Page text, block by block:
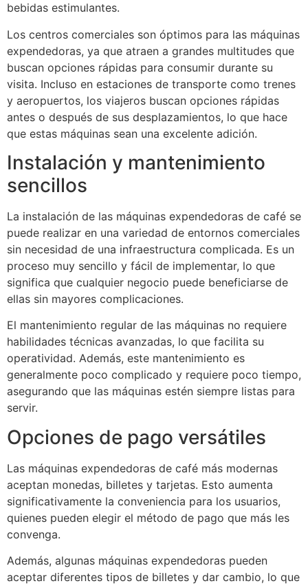
bebidas estimulantes.
Los centros comerciales son óptimos para las máquinas
expendedoras, ya que atraen a grandes multitudes que
buscan opciones rápidas para consumir durante su
visita. Incluso en estaciones de transporte como trenes
y aeropuertos, los viajeros buscan opciones rápidas
antes o después de sus desplazamientos, lo que hace
que estas máquinas sean una excelente adición.
Instalación y mantenimiento
sencillos
La instalación de las máquinas expendedoras de café se
puede realizar en una variedad de entornos comerciales
sin necesidad de una infraestructura complicada. Es un
proceso muy sencillo y fácil de implementar, lo que
significa que cualquier negocio puede beneficiarse de
ellas sin mayores complicaciones.
El mantenimiento regular de las máquinas no requiere
habilidades técnicas avanzadas, lo que facilita su
operatividad. Además, este mantenimiento es
generalmente poco complicado y requiere poco tiempo,
asegurando que las máquinas estén siempre listas para
servir.
Opciones de pago versátiles
Las máquinas expendedoras de café más modernas
aceptan monedas, billetes y tarjetas. Esto aumenta
significativamente la conveniencia para los usuarios,
quienes pueden elegir el método de pago que más les
convenga.
Además, algunas máquinas expendedoras pueden
aceptar diferentes tipos de billetes y dar cambio, lo que